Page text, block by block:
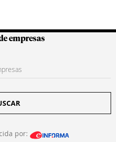
Colombianas
empresas
por: